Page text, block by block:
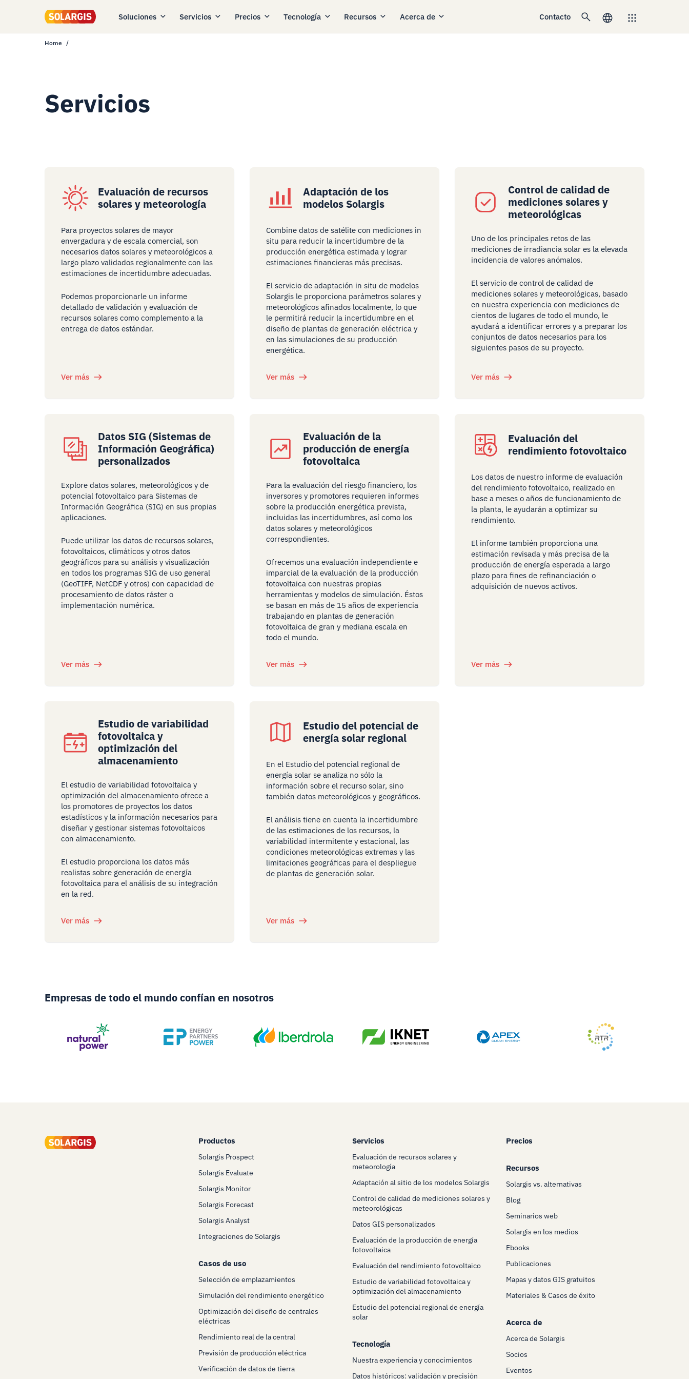
Soluciones Servicios Precios Tecnología Recursos Acerca de Contacto
Home
Servicios
Evaluación de recursos
solares y meteorología
Para proyectos solares de mayor
envergadura y de escala comercial, son
necesarios datos solares y meteorológicos a
largo plazo validados regionalmente con las
estimaciones de incertidumbre adecuadas.
Podemos proporcionarle un informe
detallado de validación y evaluación de
recursos solares como complemento a la
entrega de datos estándar.
Ver más
Adaptación de los
modelos Solargis
Combine datos de satélite con mediciones in
situ para reducir la incertidumbre de la
producción energética estimada y lograr
estimaciones financieras más precisas.
El servicio de adaptación in situ de modelos
Solargis le proporciona parámetros solares y
meteorológicos afinados localmente, lo que
le permitirá reducir la incertidumbre en el
diseño de plantas de generación eléctrica y
en las simulaciones de su producción
energética.
Ver más
Control de calidad de
mediciones solares y
meteorológicas
Uno de los principales retos de las
mediciones de irradiancia solar es la elevada
incidencia de valores anómalos.
El servicio de control de calidad de
mediciones solares y meteorológicas, basado
en nuestra experiencia con mediciones de
cientos de lugares de todo el mundo, le
ayudará a identificar errores y a preparar los
conjuntos de datos necesarios para los
siguientes pasos de su proyecto.
Ver más
Datos SIG (Sistemas de
Información Geográfica)
personalizados
Explore datos solares, meteorológicos y de
potencial fotovoltaico para Sistemas de
Información Geográfica (SIG) en sus propias
aplicaciones.
Puede utilizar los datos de recursos solares,
fotovoltaicos, climáticos y otros datos
geográficos para su análisis y visualización
en todos los programas SIG de uso general
(GeoTIFF, NetCDF y otros) con capacidad de
procesamiento de datos ráster o
implementación numérica.
Ver más
Evaluación de la
producción de energía
fotovoltaica
Para la evaluación del riesgo financiero, los
inversores y promotores requieren informes
sobre la producción energética prevista,
incluidas las incertidumbres, así como los
datos solares y meteorológicos
correspondientes.
Ofrecemos una evaluación independiente e
imparcial de la evaluación de la producción
fotovoltaica con nuestras propias
herramientas y modelos de simulación. Éstos
se basan en más de 15 años de experiencia
trabajando en plantas de generación
fotovoltaica de gran y mediana escala en
todo el mundo.
Ver más
Evaluación del
rendimiento fotovoltaico
Los datos de nuestro informe de evaluación
del rendimiento fotovoltaico, realizado en
base a meses o años de funcionamiento de
la planta, le ayudarán a optimizar su
rendimiento.
El informe también proporciona una
estimación revisada y más precisa de la
producción de energía esperada a largo
plazo para fines de refinanciación o
adquisición de nuevos activos.
Ver más
Estudio de variabilidad
fotovoltaica y
optimización del
almacenamiento
El estudio de variabilidad fotovoltaica y
optimización del almacenamiento ofrece a
los promotores de proyectos los datos
estadísticos y la información necesarios para
diseñar y gestionar sistemas fotovoltaicos
con almacenamiento.
El estudio proporciona los datos más
realistas sobre generación de energía
fotovoltaica para el análisis de su integración
en la red.
Ver más
Estudio del potencial de
energía solar regional
En el Estudio del potencial regional de
energía solar se analiza no sólo la
información sobre el recurso solar, sino
también datos meteorológicos y geográficos.
El análisis tiene en cuenta la incertidumbre
de las estimaciones de los recursos, la
variabilidad intermitente y estacional, las
condiciones meteorológicas extremas y las
limitaciones geográficas para el despliegue
de plantas de generación solar.
Ver más
Empresas de todo el mundo confían en nosotros
Productos
Solargis Prospect
Solargis Evaluate
Solargis Monitor
Solargis Forecast
Solargis Analyst
Integraciones de Solargis
Casos de uso
Selección de emplazamientos
Simulación del rendimiento energético
Optimización del diseño de centrales
eléctricas
Rendimiento real de la central
Previsión de producción eléctrica
Verificación de datos de tierra
Servicios
Evaluación de recursos solares y
meteorología
Adaptación al sitio de los modelos Solargis
Control de calidad de mediciones solares y
meteorológicas
Datos GIS personalizados
Evaluación de la producción de energía
fotovoltaica
Evaluación del rendimiento fotovoltaico
Estudio de variabilidad fotovoltaica y
optimización del almacenamiento
Estudio del potencial regional de energía
solar
Tecnología
Nuestra experiencia y conocimientos
Datos históricos: validación y precisión
Precios
Recursos
Solargis vs. alternativas
Blog
Seminarios web
Solargis en los medios
Ebooks
Publicaciones
Mapas y datos GIS gratuitos
Materiales & Casos de éxito
Acerca de
Acerca de Solargis
Socios
Eventos